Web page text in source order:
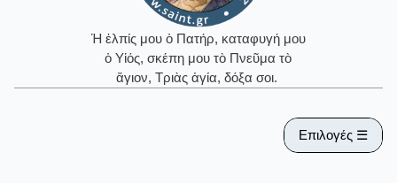
Ἡ ἐλπίς μου ὁ Πατήρ, καταφυγή μου
ὁ Υἱός, σκέπη μου τὸ Πνεῦμα τὸ
ἅγιον, Τριὰς ἁγία, δόξα σοι.
Επιλογές ☰